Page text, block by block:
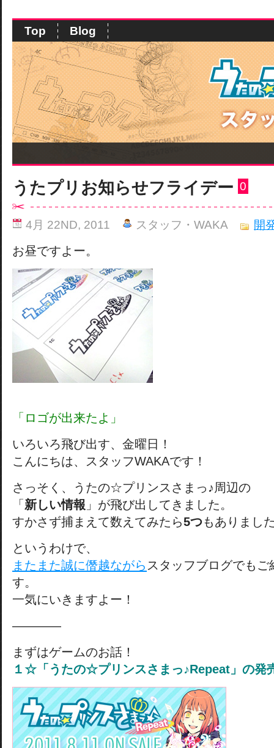
Top Blog
うたプリお知らせフライデー 0
4月 22ND, 2011 スタッフ・WAKA 開
お昼ですよー。
「ロゴが出来たよ」
いろいろ飛び出す、金曜日！
こんにちは、スタッフWAKAです！
さっそく、うたの☆プリンスさまっ♪周辺の
「 新しい情報 」が飛び出してきました。
すかさず捕まえて数えてみたら5つもありまし
というわけで、
またまた誠に僭越ながら スタッフブログでも
す。
一気にいきますよー！
————
まずはゲームのお話！
１☆「うたの☆プリンスさまっ♪Repeat」の発